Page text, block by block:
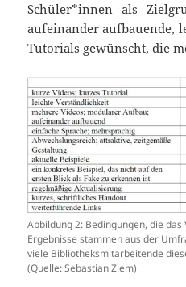
Schüler*innen als
aufeinander aufbauende,
Tutorials gewünscht, die
Abbildung 2: Bedingungen, die
Ergebnisse stammen aus der
viele Bibliotheksmitarbeitende
(Quelle: Sebastian Ziem)